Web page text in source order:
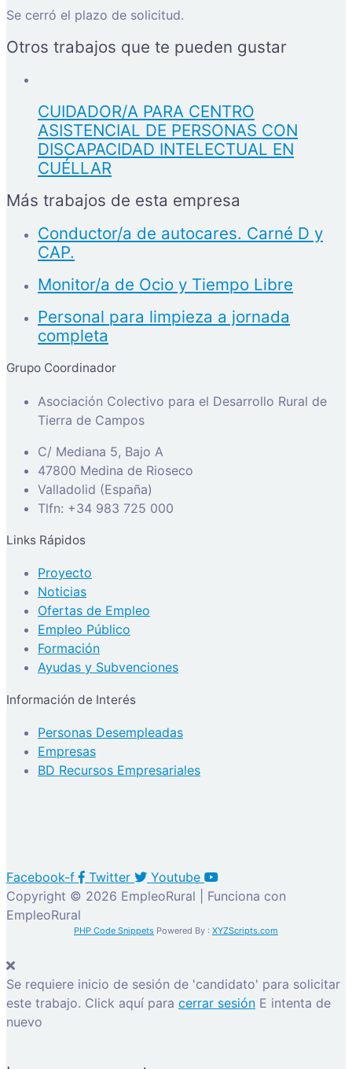
Se cerró el plazo de solicitud.
Otros trabajos que te pueden gustar
CUIDADOR/A PARA CENTRO
ASISTENCIAL DE PERSONAS CON
DISCAPACIDAD INTELECTUAL EN
CUÉLLAR
Más trabajos de esta empresa
Conductor/a de autocares. Carné D y
CAP.
Monitor/a de Ocio y Tiempo Libre
Personal para limpieza a jornada
completa
Grupo Coordinador
Asociación Colectivo para el Desarrollo Rural de
Tierra de Campos
C/ Mediana 5, Bajo A
47800 Medina de Rioseco
Valladolid (España)
Tlfn: +34 983 725 000
Links Rápidos
Proyecto
Noticias
Ofertas de Empleo
Empleo Público
Formación
Ayudas y Subvenciones
Información de Interés
Personas Desempleadas
Empresas
BD Recursos Empresariales
Facebook-f Twitter
Youtube
Copyright © 2026 EmpleoRural | Funciona con
EmpleoRural
PHP Code Snippets Powered By : XYZScripts.com
Se requiere inicio de sesión de 'candidato' para solicitar
este trabajo. Click aquí para cerrar sesión E intenta de
nuevo